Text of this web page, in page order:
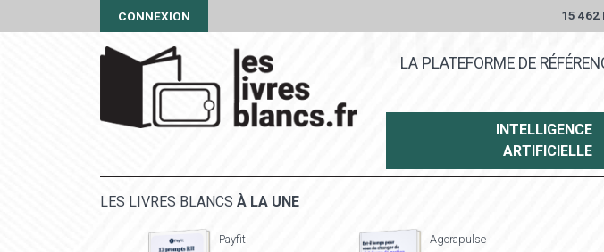
CONNEXION 15 462
LA PLATEFORME DE
INTELLIGENCE
ARTIFICIELLE
LES LIVRES BLANCS À LA UNE
Payfit
Agorapulse